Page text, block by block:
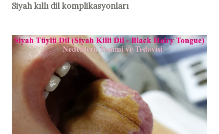
Siyah kıllı dil komplikasyonları